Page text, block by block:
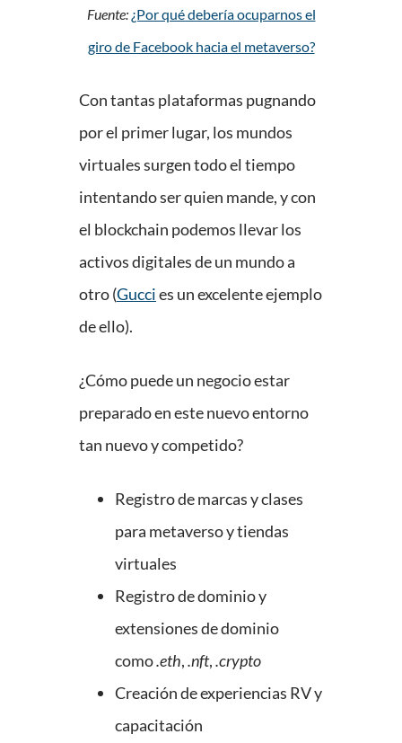
Fuente: ¿Por qué debería ocuparnos el
giro de Facebook hacia el metaverso?
Con tantas plataformas pugnando
por el primer lugar, los mundos
virtuales surgen todo el tiempo
intentando ser quien mande, y con
el blockchain podemos llevar los
activos digitales de un mundo a
otro (Guccies un excelente ejemplo
de ello).
¿Cómo puede un negocio estar
preparado en este nuevo entorno
tan nuevo y competido?
Registro de marcas y clases
para metaverso y tiendas
virtuales
Registro de dominio y
extensiones de dominio
como.eth,.nft,.crypto
Creación de experiencias RV y
capacitación